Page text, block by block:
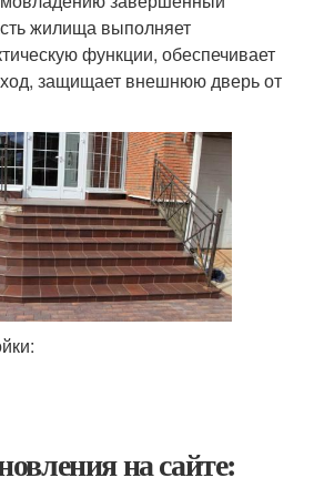
жилища выполняет
функции, обеспечивает
защищает внешнюю дверь от
на сайте: